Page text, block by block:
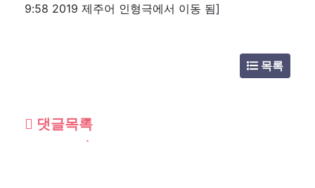
9:58 2019 제주어 인형극에서 이동 됨]
목록
댓글목록